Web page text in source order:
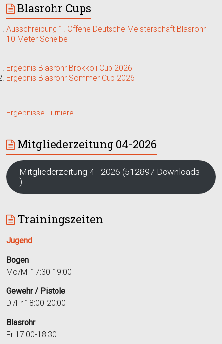
Blasrohr Cups
Ausschreibung 1. Offene Deutsche Meisterschaft Blasrohr
10 Meter Scheibe
Ergebnis Blasrohr Brokkoli Cup 2026
Ergebnis Blasrohr Sommer Cup 2026
Ergebnisse Turniere
Mitgliederzeitung 04-2026
Mitgliederzeitung 4 - 2026 (512897 Downloads
)
Trainingszeiten
Jugend
Bogen
Mo/Mi 17:30-19:00
Gewehr / Pistole
Di/Fr 18:00-20:00
Blasrohr
Fr 17:00-18:30